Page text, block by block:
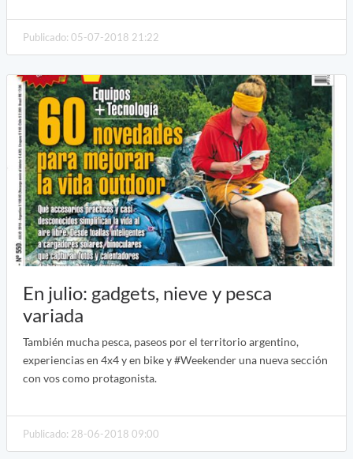
Publicado: 05-07-2018 21:22
En julio: gadgets, nieve y pesca
variada
También mucha pesca, paseos por el territorio argentino,
experiencias en 4x4 y en bike y #Weekender una nueva sección
con vos como protagonista.
Publicado: 28-06-2018 09:00